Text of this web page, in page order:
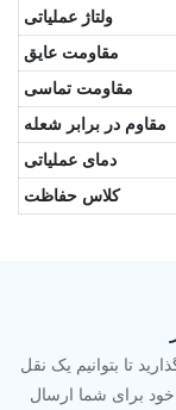
ولتاژ عملیاتی
مقاومت عایق
مقاومت تماسی
مقاوم در برابر شعله
دمای عملیاتی
کلاس حفاظت
تا بتوانیم یک نقل
برای شما ارسال